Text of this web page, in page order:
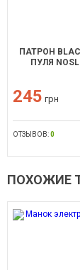
ПАТРОН
ПУЛЯ
245 грн
ОТЗЫВОВ:0
ПОХОЖИЕ